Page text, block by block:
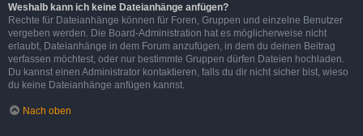
Weshalb kann ich keine Dateianhänge anfügen?
Rechte für Dateianhänge können für Foren, Gruppen und einzelne Benutzer
vergeben werden. Die Board-Administration hat es möglicherweise nicht
erlaubt, Dateianhänge in dem Forum anzufügen, in dem du deinen Beitrag
verfassen möchtest, oder nur bestimmte Gruppen dürfen Dateien hochladen.
Du kannst einen Administrator kontaktieren, falls du dir nicht sicher bist, wieso
du keine Dateianhänge anfügen kannst.
Nach oben